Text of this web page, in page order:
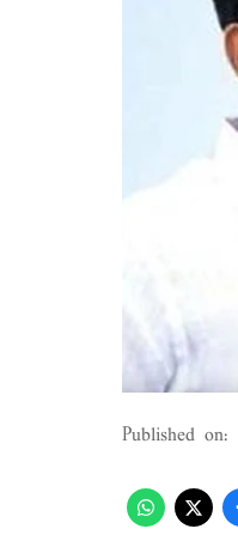
Published on: